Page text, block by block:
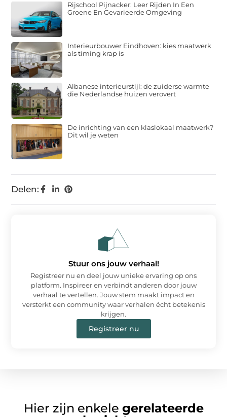
Delen:
Rijschool Pijnacker: Leer Rijden In Een
Groene En Gevarieerde Omgeving
Interieurbouwer Eindhoven: kies maatwerk
als timing krap is
Albanese interieurstijl: de zuiderse warmte
die Nederlandse huizen verovert
De inrichting van een klaslokaal maatwerk?
Dit wil je weten
Stuur ons jouw verhaal!
Registreer nu en deel jouw unieke ervaring op ons
platform. Inspireer en verbindt anderen door jouw
verhaal te vertellen. Jouw stem maakt impact en
versterkt een community waar verhalen écht betekenis
krijgen.
Registreer nu
Hier zijn enkele gerelateerde